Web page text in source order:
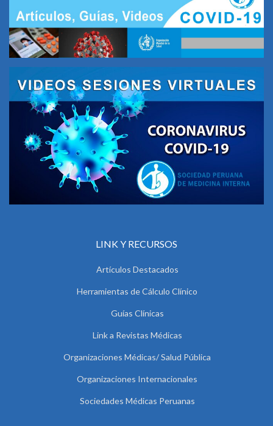
LINK Y RECURSOS
Artículos Destacados
Herramientas de Cálculo Clínico
Guías Clínicas
Link a Revistas Médicas
Organizaciones Médicas/ Salud Pública
Organizaciones Internacionales
Sociedades Médicas Peruanas